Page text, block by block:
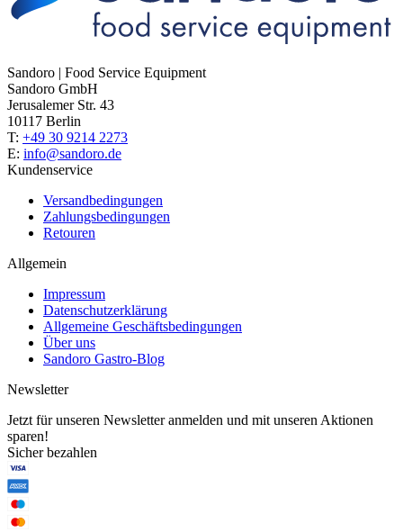
Sandoro | Food Service Equipment
Sandoro GmbH
Jerusalemer Str. 43
10117 Berlin
T: +49 30 9214 2273
E: info@sandoro.de
Kundenservice
Versandbedingungen
Zahlungsbedingungen
Retouren
Allgemein
Impressum
Datenschutzerklärung
Allgemeine Geschäftsbedingungen
Über uns
Sandoro Gastro-Blog
Newsletter
Jetzt für unseren Newsletter anmelden und mit unseren Aktionen
sparen!
Sicher bezahlen